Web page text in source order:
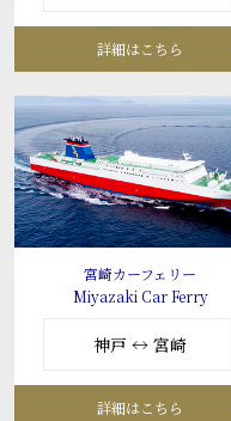
詳細はこちら
宮崎カーフェリー
Miyazaki Car Ferry
神戸 ↔ 宮崎
詳細はこちら